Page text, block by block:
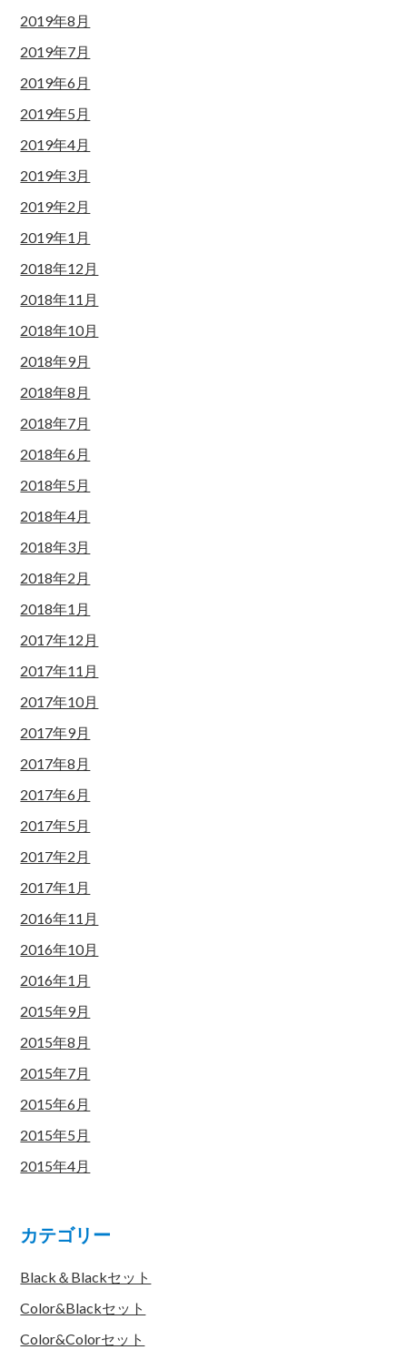
2019年8月
2019年7月
2019年6月
2019年5月
2019年4月
2019年3月
2019年2月
2019年1月
2018年12月
2018年11月
2018年10月
2018年9月
2018年8月
2018年7月
2018年6月
2018年5月
2018年4月
2018年3月
2018年2月
2018年1月
2017年12月
2017年11月
2017年10月
2017年9月
2017年8月
2017年6月
2017年5月
2017年2月
2017年1月
2016年11月
2016年10月
2016年1月
2015年9月
2015年8月
2015年7月
2015年6月
2015年5月
2015年4月
カテゴリー
Black＆Blackセット
Color&Blackセット
Color&Colorセット